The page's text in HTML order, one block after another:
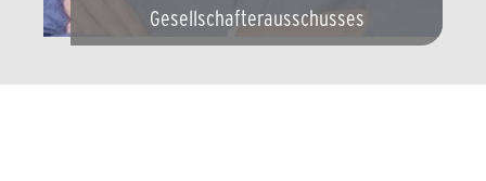
Gesellschafterausschusses